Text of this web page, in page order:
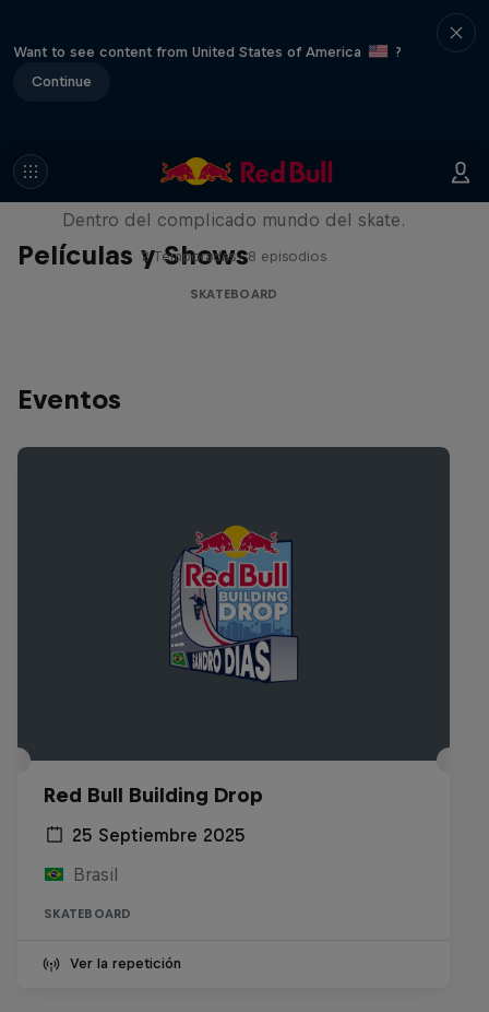
Want to see content from United States of America
?
Continue
Películas y Shows
Pushing Forward
Dentro del complicado mundo del skate.
2 Temporadas · 8 episodios
SKATEBOARD
Eventos
Red Bull Building Drop
25 Septiembre 2025
Brasil
SKATEBOARD
Ver la repetición